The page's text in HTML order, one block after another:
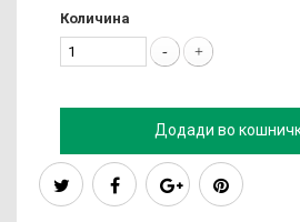
Количина
Додади во